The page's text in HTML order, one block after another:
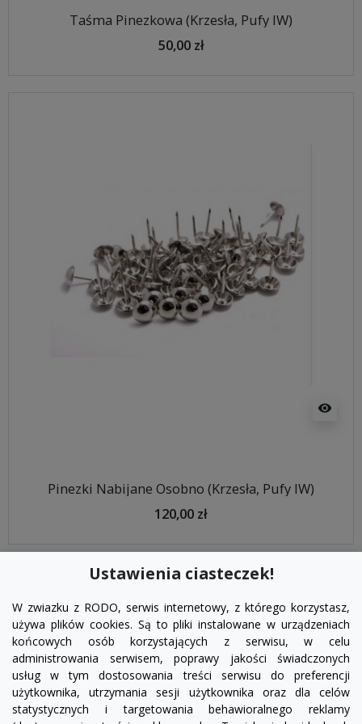
Taśma Pinezkowa (Krzesła, Pufy IW)
50,00 zł
visibility
Pinezki Nabijane Osobno (Krzesła, Pufy IW)
120,00 zł
Ustawienia ciasteczek!
W zwiazku z RODO, serwis internetowy, z którego korzystasz,
używa plików cookies. Są to pliki instalowane w urządzeniach
końcowych osób korzystających z serwisu, w celu
administrowania serwisem, poprawy jakości świadczonych
usług w tym dostosowania treści serwisu do preferencji
użytkownika, utrzymania sesji użytkownika oraz dla celów
statystycznych i targetowania behawioralnego reklamy